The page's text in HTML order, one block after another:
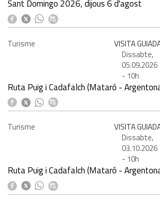
Sant Domingo 2026, dijous 6 d'agost
Turisme
VISITA
Dissabte,
05.09.2026
- 10h
Ruta Puig i Cadafalch (Mataró -
Turisme
VISITA
Dissabte,
03.10.2026
- 10h
Ruta Puig i Cadafalch (Mataró -